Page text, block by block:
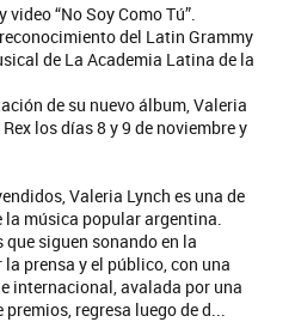
“No Soy Como Tú”.
del Latin Grammy
de La Academia Latina de la
de su nuevo álbum, Valeria
los días 8 y 9 de noviembre y
Valeria Lynch es una de
música popular argentina.
siguen sonando en la
prensa y el público, con una
internacional, avalada por una
regresa luego de d...